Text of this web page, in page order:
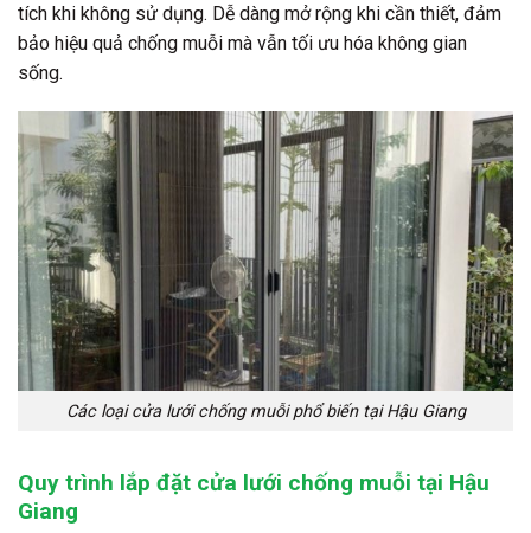
tích khi không sử dụng. Dễ dàng mở rộng khi cần thiết, đảm
bảo hiệu quả chống muỗi mà vẫn tối ưu hóa không gian
sống.
Các loại cửa lưới chống muỗi phổ biến tại Hậu Giang
Quy trình lắp đặt cửa lưới chống muỗi tại Hậu
Giang